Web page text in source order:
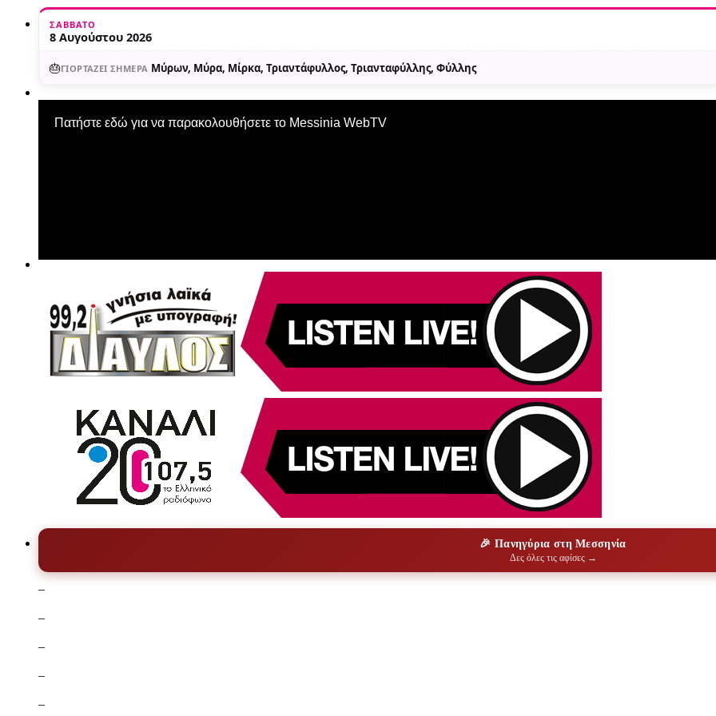
ΣΆΒΒΑΤΟ
8 Αυγούστου 2026
🎂ΓΙΟΡΤΆΖΕΙ ΣΉΜΕΡΑ Μύρων, Μύρα, Μίρκα, Τριαντάφυλλος, Τριανταφύλλης, Φύλλης
Πατήστε εδώ για να παρακολουθήσετε το Messinia WebTV
🎉 Πανηγύρια στη Μεσσηνία
Δες όλες τις αφίσες →
–
–
–
–
–